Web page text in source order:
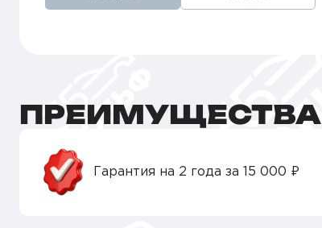
ПРЕИМУЩЕСТВА
Гарантия на 2 года за 15 000 ₽